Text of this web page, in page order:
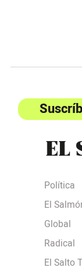
Política
El
Global
Radical
El Salto